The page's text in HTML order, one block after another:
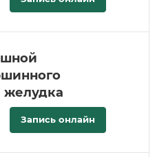
желудка
Запись онлайн